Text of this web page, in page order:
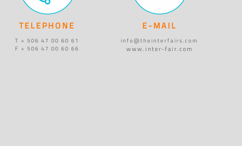
TELEPHONE
T + 506 47 00 60 61
F + 506 47 00 60 66
E-MAIL
info@theinterfairs.com
www.inter-fair.com